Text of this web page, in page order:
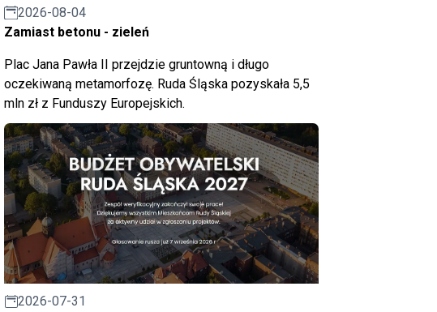
2026-08-04
Zamiast betonu - zieleń
Plac Jana Pawła II przejdzie gruntowną i długo
oczekiwaną metamorfozę. Ruda Śląska pozyskała 5,5
mln zł z Funduszy Europejskich.
2026-07-31